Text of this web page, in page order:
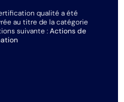
qualité a été
au titre de la catégorie
suivante :Actions de